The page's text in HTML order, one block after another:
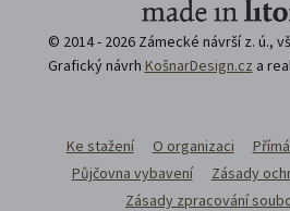
© 2014 - 2026 Zámecké návrší z. ú.,
Grafický návrh KošnarDesign.cz a
Ke stažení O organizaci
Půjčovna vybavení
Zásady
Zásady zpracování